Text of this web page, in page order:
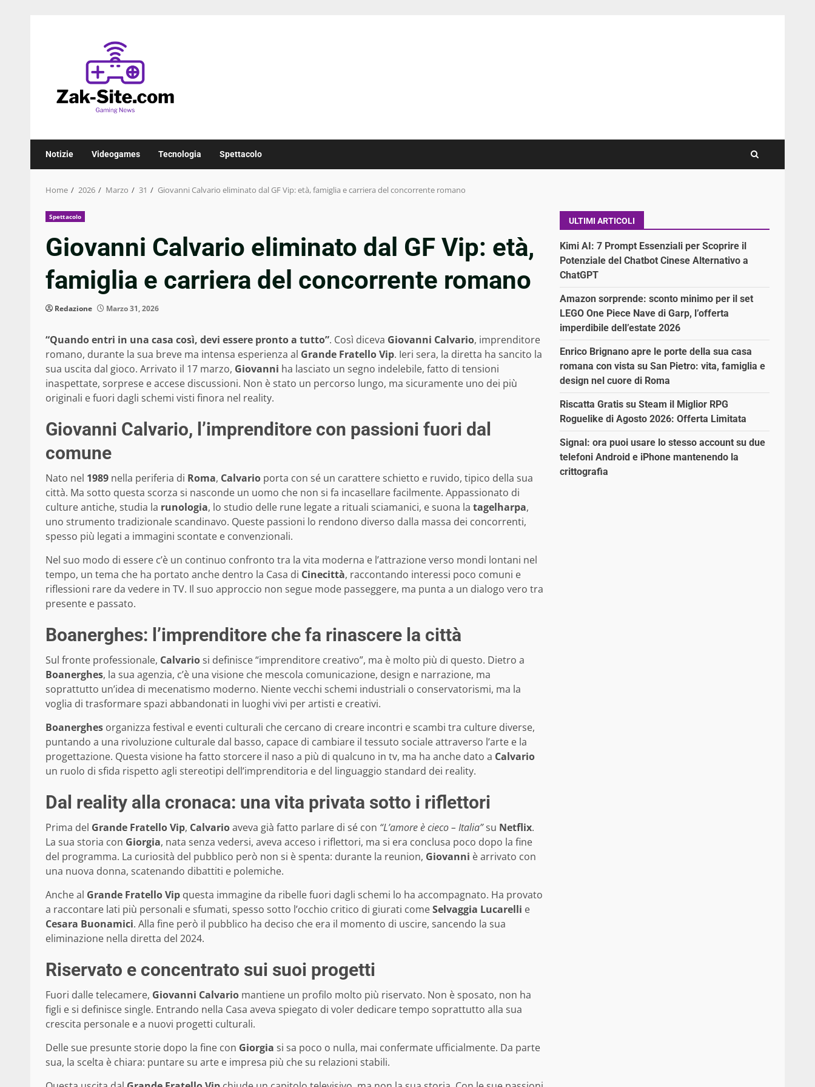
Notizie Videogames Tecnologia Spettacolo
Home 2026 Marzo 31 Giovanni Calvario eliminato dal GF Vip: età, famiglia e carriera del concorrente romano
Spettacolo
Giovanni Calvario eliminato dal GF Vip: età,
famiglia e carriera del concorrente romano
Redazione Marzo 31, 2026
“Quando entri in una casa così, devi essere pronto a tutto”. Così diceva Giovanni Calvario, imprenditore
romano, durante la sua breve ma intensa esperienza al Grande Fratello Vip. Ieri sera, la diretta ha sancito la
sua uscita dal gioco. Arrivato il 17 marzo, Giovanni ha lasciato un segno indelebile, fatto di tensioni
inaspettate, sorprese e accese discussioni. Non è stato un percorso lungo, ma sicuramente uno dei più
originali e fuori dagli schemi visti finora nel reality.
Giovanni Calvario, l’imprenditore con passioni fuori dal
comune
Nato nel 1989 nella periferia di Roma, Calvario porta con sé un carattere schietto e ruvido, tipico della sua
città. Ma sotto questa scorza si nasconde un uomo che non si fa incasellare facilmente. Appassionato di
culture antiche, studia la runologia, lo studio delle rune legate a rituali sciamanici, e suona la tagelharpa,
uno strumento tradizionale scandinavo. Queste passioni lo rendono diverso dalla massa dei concorrenti,
spesso più legati a immagini scontate e convenzionali.
Nel suo modo di essere c’è un continuo confronto tra la vita moderna e l’attrazione verso mondi lontani nel
tempo, un tema che ha portato anche dentro la Casa di Cinecittà, raccontando interessi poco comuni e
riflessioni rare da vedere in TV. Il suo approccio non segue mode passeggere, ma punta a un dialogo vero tra
presente e passato.
Boanerghes: l’imprenditore che fa rinascere la città
Sul fronte professionale, Calvariosi definisce “imprenditore creativo”, ma è molto più di questo. Dietro a
Boanerghes, la sua agenzia, c’è una visione che mescola comunicazione, design e narrazione, ma
soprattutto un’idea di mecenatismo moderno. Niente vecchi schemi industriali o conservatorismi, ma la
voglia di trasformare spazi abbandonati in luoghi vivi per artisti e creativi.
Boanerghes organizza festival e eventi culturali che cercano di creare incontri e scambi tra culture diverse,
puntando a una rivoluzione culturale dal basso, capace di cambiare il tessuto sociale attraverso l’arte e la
progettazione. Questa visione ha fatto storcere il naso a più di qualcuno in tv, ma ha anche dato a Calvario
un ruolo di sfida rispetto agli stereotipi dell’imprenditoria e del linguaggio standard dei reality.
Dal reality alla cronaca: una vita privata sotto i riflettori
Prima del Grande Fratello Vip, Calvarioaveva già fatto parlare di sé con “L’amore è cieco – Italia”su Netflix.
La sua storia con Giorgia, nata senza vedersi, aveva acceso i riflettori, ma si era conclusa poco dopo la fine
del programma. La curiosità del pubblico però non si è spenta: durante la reunion, Giovanni è arrivato con
una nuova donna, scatenando dibattiti e polemiche.
Anche al Grande Fratello Vip questa immagine da ribelle fuori dagli schemi lo ha accompagnato. Ha provato
a raccontare lati più personali e sfumati, spesso sotto l’occhio critico di giurati comeSelvaggia Lucarelli e
Cesara Buonamici. Alla fine però il pubblico ha deciso che era il momento di uscire, sancendo la sua
eliminazione nella diretta del 2024.
Riservato e concentrato sui suoi progetti
Fuori dalle telecamere, Giovanni Calvario mantiene un profilo molto più riservato. Non è sposato, non ha
figli e si definisce single. Entrando nella Casa aveva spiegato di voler dedicare tempo soprattutto alla sua
crescita personale e a nuovi progetti culturali.
Delle sue presunte storie dopo la fine con Giorgia si sa poco o nulla, mai confermate ufficialmente. Da parte
sua, la scelta è chiara: puntare su arte e impresa più che su relazioni stabili.
ULTIMI ARTICOLI
Kimi AI: 7 Prompt Essenziali per Scoprire il
Potenziale del Chatbot Cinese Alternativo a
ChatGPT
Amazon sorprende: sconto minimo per il set
LEGO One Piece Nave di Garp, l’offerta
imperdibile dell’estate 2026
Enrico Brignano apre le porte della sua casa
romana con vista su San Pietro: vita, famiglia e
design nel cuore di Roma
Riscatta Gratis su Steam il Miglior RPG
Roguelike di Agosto 2026: Offerta Limitata
Signal: ora puoi usare lo stesso account su due
telefoni Android e iPhone mantenendo la
crittografia